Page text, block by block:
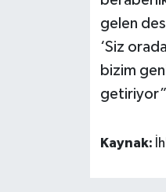
gelen
‘Siz
bizim
Kaynak: